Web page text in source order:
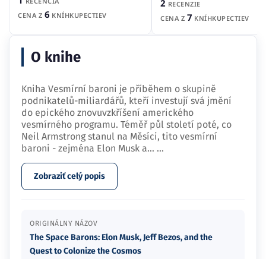
CENA Z 6 KNÍHKUPECTIEV
2 RECENZIE
CENA Z 7 KNÍHKUPECTIEV
O knihe
Kniha Vesmírní baroni je příběhem o skupině
podnikatelů-miliardářů, kteří investují svá jmění
do epického znovuvzkříšení amerického
vesmírného programu. Téměř půl století poté, co
Neil Armstrong stanul na Měsíci, tito vesmírní
baroni - zejména Elon Musk a… ...
Zobraziť celý popis
ORIGINÁLNY NÁZOV
The Space Barons: Elon Musk, Jeff Bezos, and the
Quest to Colonize the Cosmos